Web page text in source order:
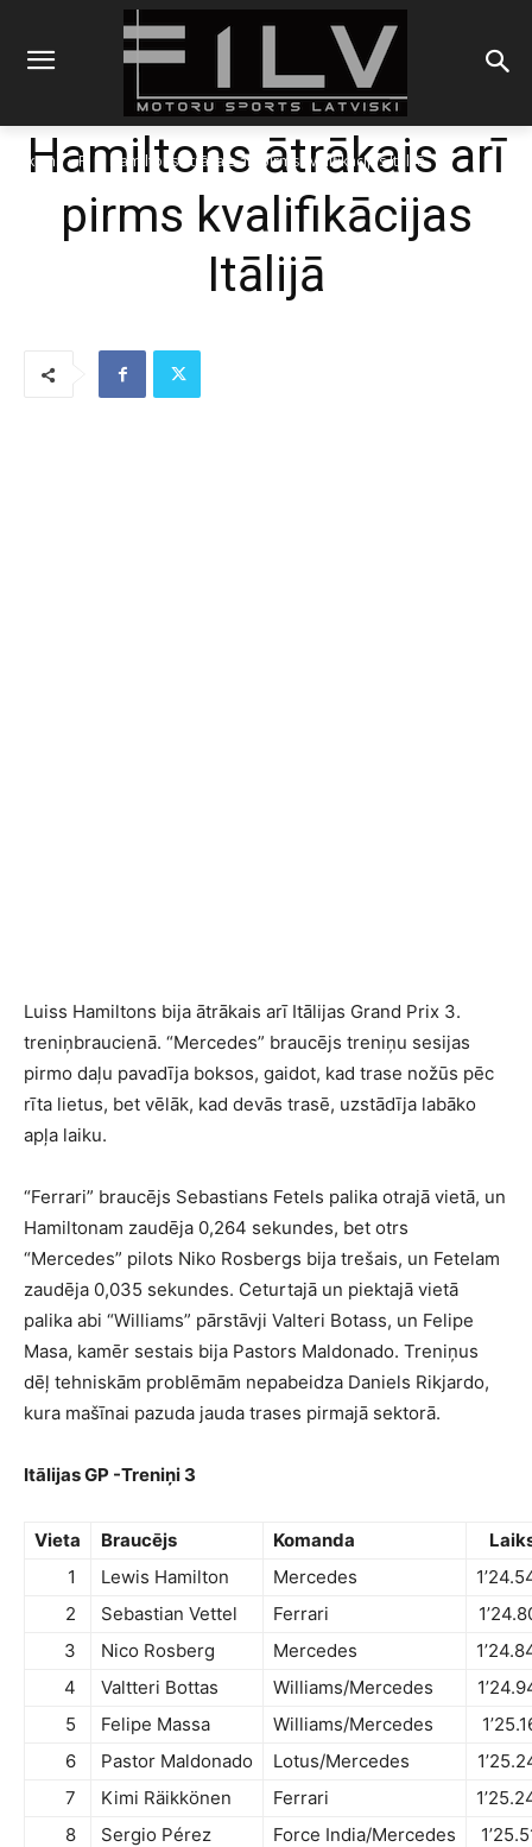
Sākums F1 Hamiltons ātrākais arī pirms kvalifikācijas Itālijā
Hamiltons ātrākais arī
pirms kvalifikācijas
Itālijā
Luiss Hamiltons bija ātrākais arī Itālijas Grand Prix 3.
treniņbraucienā. “Mercedes” braucējs treniņu sesijas
pirmo daļu pavadīja boksos, gaidot, kad trase nožūs pēc
rīta lietus, bet vēlāk, kad devās trasē, uzstādīja labāko
apļa laiku.
“Ferrari” braucējs Sebastians Fetels palika otrajā vietā, un
Hamiltonam zaudēja 0,264 sekundes, bet otrs
“Mercedes” pilots Niko Rosbergs bija trešais, un Fetelam
zaudēja 0,035 sekundes. Ceturtajā un piektajā vietā
palika abi “Williams” pārstāvji Valteri Botass, un Felipe
Masa, kamēr sestais bija Pastors Maldonado. Treniņus
dēļ tehniskām problēmām nepabeidza Daniels Rikjardo,
kura mašīnai pazuda jauda trases pirmajā sektorā.
Itālijas GP -Treniņi 3
Vieta Braucējs Komanda
1
Lewis Hamilton Mercedes
2
Sebastian Vettel Ferrari
3
Nico Rosberg Mercedes
4
Valtteri Bottas Williams/Mercedes
5
Felipe Massa Williams/Mercedes
6
Pastor Maldonado Lotus/Mercedes
7
Kimi Räikkönen Ferrari
8
Sergio Pérez Force India/Mercedes